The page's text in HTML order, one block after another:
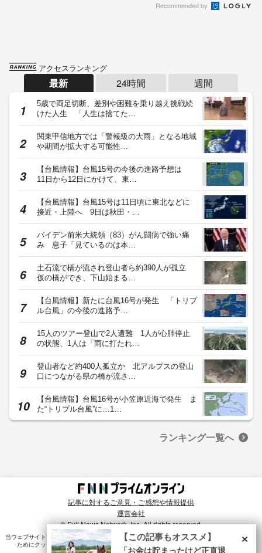
Recommended by
アクセスランキング
最新 24時間 週間
5歳で両足切断、差別や困難を乗り越え挑戦続
けた人生 「人生は捨てた…
関東甲信地方では「警報級の大雨」となる地域
や期間が拡大する可能性…
【台風情報】台風15号の今後の進路予想は
11日から12日にかけて、東…
【台風情報】台風15号は11日頃に東北などに
接近・上陸へ 9日は秋田・…
バイデン前米大統領（83）がん闘病で強い痛
み 息子「見ているのは本…
土石流で橋が流され登山者ら約390人が孤立
仮の橋ができ、下山始まる…
【台風情報】新たに台風16号が発生 「トリプ
ル台風」の今後の進路予…
15人のツアー登山で2人遭難 1人が心肺停止
の状態、1人は「雨に打たれ…
登山者など約400人孤立か 北アルプスの登山
口につながる県の橋が流さ…
【台風情報】台風16号が小笠原近海で発生 ま
た“トリプル台風”に…1…
ランキング一覧へ
記事に対するご意見・ご感想や情報提供
運営会社
© Fuji News Network, Inc. All rights reserved.
当ウェブサイトでは、ユーザのニーズ・興味・関⼼に合致したコンテンツや広告配信を提供する
ためにクッキーを使⽤しています。詳細は、
プライバシーポリシー をご確認ください。×
【この記事もオススメ】
「お金は貯まったけど正直退